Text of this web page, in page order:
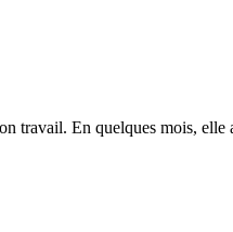
travail. En quelques mois,